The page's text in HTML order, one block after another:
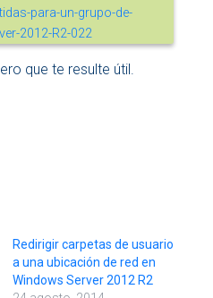
que te resulte útil.
Redirigir carpetas de usuario
a una ubicación de red en
Windows Server 2012 R2